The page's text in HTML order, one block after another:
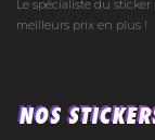
Le spécialiste du
meilleurs prix en plus !
NOS